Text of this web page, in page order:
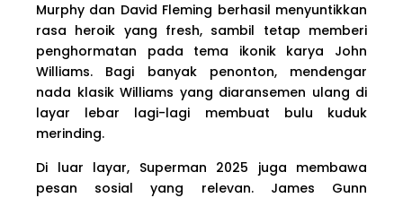
Murphy dan David Fleming berhasil menyuntikkan
rasa heroik yang fresh, sambil tetap memberi
penghormatan pada tema ikonik karya John
Williams. Bagi banyak penonton, mendengar
nada klasik Williams yang diaransemen ulang di
layar lebar lagi-lagi membuat bulu kuduk
merinding.
Di luar layar, Superman 2025 juga membawa
pesan sosial yang relevan. James Gunn